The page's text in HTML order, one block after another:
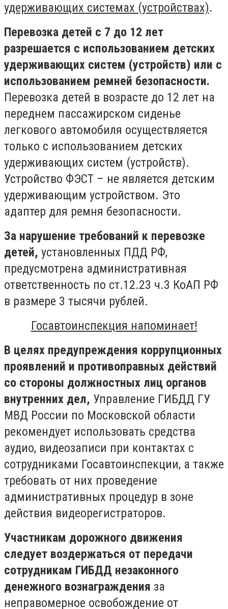
удерживающих системах (устройствах).
Перевозка детей с 7 до 12 лет
разрешается с использованием детских
удерживающих систем (устройств) или с
использованием ремней безопасности.
Перевозка детей в возрасте до 12 лет на
переднем пассажирском сиденье
легкового автомобиля осуществляется
только с использованием детских
удерживающих систем (устройств).
Устройство ФЭСТ – не является детским
удерживающим устройством. Это
адаптер для ремня безопасности.
За нарушение требований к перевозке
детей, установленных ПДД РФ,
предусмотрена административная
ответственность по ст.12.23 ч.3 КоАП РФ
в размере 3 тысячи рублей.
Госавтоинспекция напоминает!
В целях предупреждения коррупционных
проявлений и противоправных действий
со стороны должностных лиц органов
внутренних дел, Управление ГИБДД ГУ
МВД России по Московской области
рекомендует использовать средства
аудио, видеозаписи при контактах с
сотрудниками Госавтоинспекции, а также
требовать от них проведение
административных процедур в зоне
действия видеорегистраторов.
Участникам дорожного движения
следует воздержаться от передачи
сотрудникам ГИБДД незаконного
денежного вознаграждения за
неправомерное освобождение от